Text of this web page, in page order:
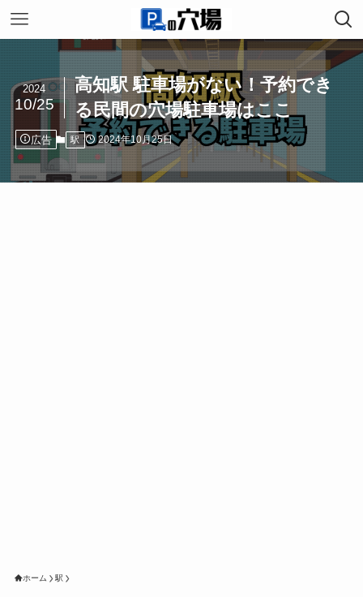
高知駅 駐車場がない！予約でき
る民間の穴場駐車場はここ
2024
10/25
広告 駅 2024年10月25日
ホーム 駅